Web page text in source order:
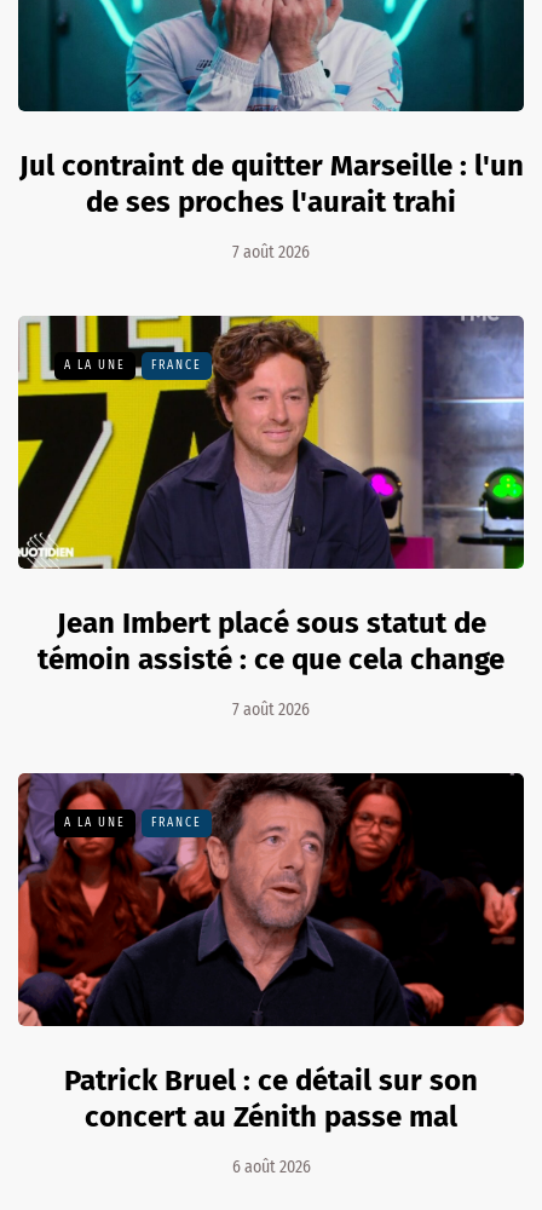
Jul contraint de quitter Marseille : l'un
de ses proches l'aurait trahi
7 août 2026
A LA UNE FRANCE
Jean Imbert placé sous statut de
témoin assisté : ce que cela change
7 août 2026
A LA UNE FRANCE
Patrick Bruel : ce détail sur son
concert au Zénith passe mal
6 août 2026